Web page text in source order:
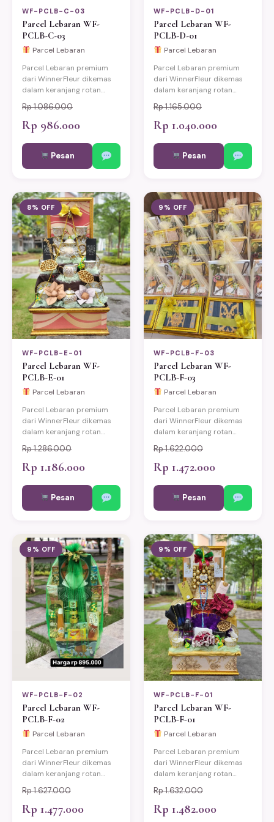
WF-PCLB-C-03
Parcel Lebaran WF-
PCLB-C-03
Parcel Lebaran
Parcel Lebaran premium
dari WinnerFleur dikemas
dalam keranjang rotan
produk pilihan berkualitas.
Cocok untuk hadiah Idul
Fitri keluarga, relasi kantor,
dan mitra bisnis. Bisa
custom sesuai kebutuhan.
Pengiriman same-day ke
Rp 1.086.000
Rp 986.000
Pesan
WF-PCLB-D-01
Parcel Lebaran WF-
PCLB-D-01
Parcel Lebaran
Parcel Lebaran premium
dari WinnerFleur dikemas
dalam keranjang rotan
produk pilihan berkualitas.
Cocok untuk hadiah Idul
Fitri keluarga, relasi kantor,
dan mitra bisnis. Bisa
custom sesuai kebutuhan.
Pengiriman same-day ke
Rp 1.165.000
Rp 1.040.000
Pesan
8% OFF
WF-PCLB-E-01
Parcel Lebaran WF-
PCLB-E-01
Parcel Lebaran
Parcel Lebaran premium
dari WinnerFleur dikemas
dalam keranjang rotan
produk pilihan berkualitas.
Cocok untuk hadiah Idul
Fitri keluarga, relasi kantor,
dan mitra bisnis. Bisa
custom sesuai kebutuhan.
Pengiriman same-day ke
Rp 1.286.000
Rp 1.186.000
Pesan
9% OFF
WF-PCLB-F-03
Parcel Lebaran WF-
PCLB-F-03
Parcel Lebaran
Parcel Lebaran premium
dari WinnerFleur dikemas
dalam keranjang rotan
produk pilihan berkualitas.
Cocok untuk hadiah Idul
Fitri keluarga, relasi kantor,
dan mitra bisnis. Bisa
custom sesuai kebutuhan.
Pengiriman same-day ke
Rp 1.622.000
Rp 1.472.000
Pesan
9% OFF
WF-PCLB-F-02
Parcel Lebaran WF-
PCLB-F-02
Parcel Lebaran
Parcel Lebaran premium
dari WinnerFleur dikemas
dalam keranjang rotan
produk pilihan berkualitas.
Cocok untuk hadiah Idul
Fitri keluarga, relasi kantor,
Rp 1.627.000
Rp 1.477.000
9% OFF
WF-PCLB-F-01
Parcel Lebaran WF-
PCLB-F-01
Parcel Lebaran
Parcel Lebaran premium
dari WinnerFleur dikemas
dalam keranjang rotan
produk pilihan berkualitas.
Cocok untuk hadiah Idul
Fitri keluarga, relasi kantor,
Rp 1.632.000
Rp 1.482.000